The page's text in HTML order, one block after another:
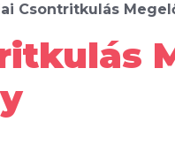
Csontritkulás